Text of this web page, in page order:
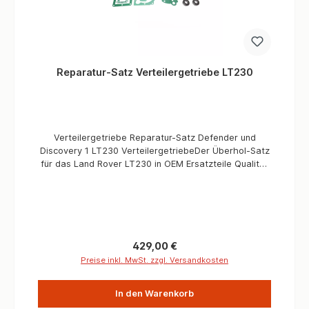
Reparatur-Satz Verteilergetriebe LT230
Verteilergetriebe Reparatur-Satz Defender und
Discovery 1 LT230 VerteilergetriebeDer Überhol-Satz
für das Land Rover LT230 in OEM Ersatzteile Qualität
Kardanwellen-Flansche, Dichtungen, Simmerringe und
vieles mehr. Jedes Teil wurde sorgfältig überprüft, um
Die Montage bzw. Instandsetzung von
Verteilergetrieben sollte nur von geschultem
Regulärer Preis:
429,00 €
Preise inkl. MwSt. zzgl. Versandkosten
In den Warenkorb